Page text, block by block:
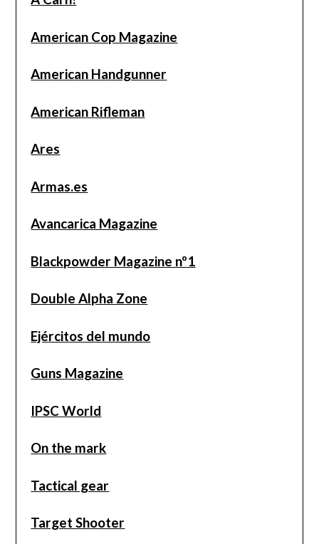
American Cop Magazine
American Handgunner
American Rifleman
Ares
Armas.es
Avancarica Magazine
Blackpowder Magazine nº1
Double Alpha Zone
Ejércitos del mundo
Guns Magazine
IPSC World
On the mark
Tactical gear
Target Shooter